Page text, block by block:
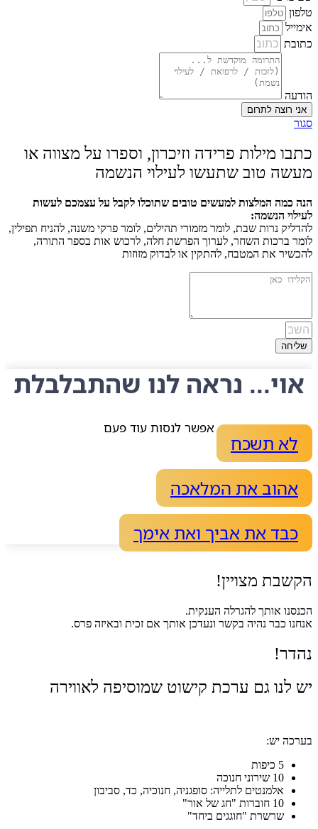
טלפון
אימייל
כתובת
הודעה
אני רוצה לתרום
סגור
כתבו מילות פרידה וזיכרון, וספרו על מצווה או
מעשה טוב שתעשו לעילוי הנשמה
הנה כמה המלצות למעשים טובים שתוכלו לקבל על עצמכם לעשות
לעילוי הנשמה:
להדליק נרות שבת, לומר מזמורי תהילים, לומר פרקי משנה, להניח תפילין,
לומר ברכות השחר, לערוך הפרשת חלה, לרכוש אות בספר התורה,
להכשיר את המטבח, להתקין או לבדוק מזוזות
שליחה
אוי... נראה לנו שהתבלבלת
אפשר לנסות עוד פעם
לא תשכח
אהוב את המלאכה
כבד את אביך ואת אימך
הקשבת מצויין!
הכנסנו אותך להגרלה הענקית.
אנחנו כבר נהיה בקשר ונעדכן אותך אם זכית ובאיזה פרס.
נהדר!
יש לנו גם ערכת קישוט שמוסיפה לאווירה
בערכה יש:
5 כיפות
10 שירוני חנוכה
אלמנטים לתלייה: סופגניה, חנוכיה, כד, סביבון
10 חוברות "חג של אור"
שרשרת "חוגגים ביחד"